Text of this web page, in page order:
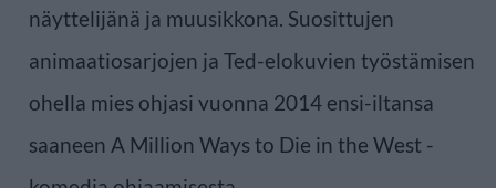
näyttelijänä ja muusikkona. Suosittujen
animaatiosarjojen ja Ted-elokuvien työstämisen
ohella mies ohjasi vuonna 2014 ensi-iltansa
saaneen A Million Ways to Die in the West -